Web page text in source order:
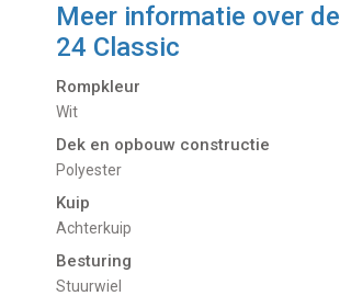
Meer informatie over de
24 Classic
Rompkleur
Wit
Dek en opbouw constructie
Polyester
Kuip
Achterkuip
Besturing
Stuurwiel